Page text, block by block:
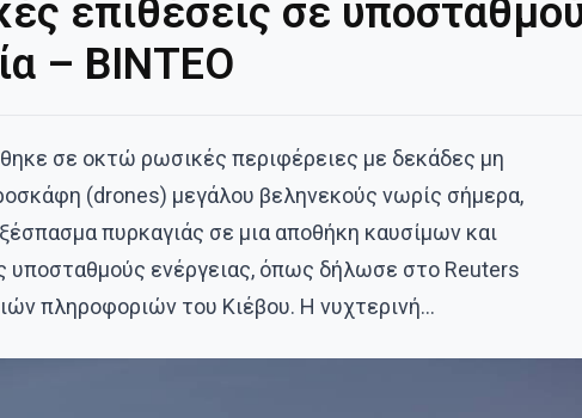
επιθέσεις σε
– ΒΙΝΤΕΟ
σε οκτώ ρωσικές περιφέρειες με δεκάδες μη
(drones) μεγάλου βεληνεκούς νωρίς σήμερα,
πυρκαγιάς σε μια αποθήκη καυσίμων και
υποσταθμούς ενέργειας, όπως δήλωσε στο Reuters
πληροφοριών του Κιέβου. Η νυχτερινή…